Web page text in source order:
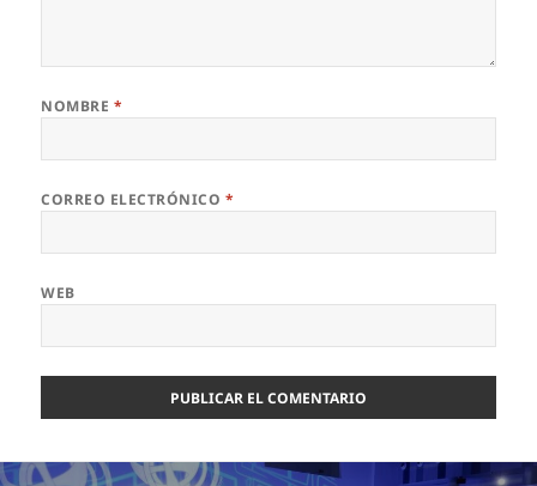
NOMBRE *
CORREO ELECTRÓNICO *
WEB
Navegación